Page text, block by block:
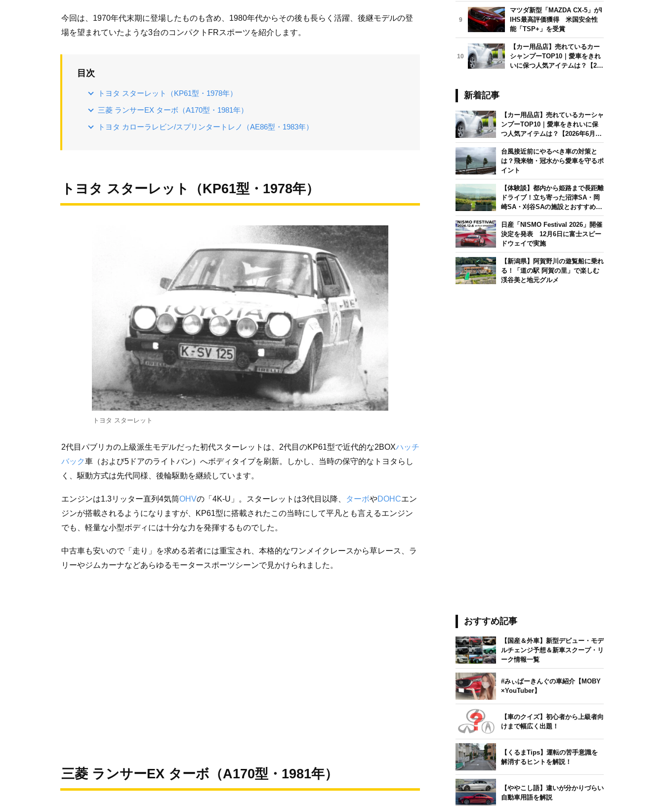
今回は、1970年代末期に登場したものも含め、1980年代からその後も長らく活躍、後継モデルの登
場を望まれていたような3台のコンパクトFRスポーツを紹介します。
目次
トヨタ スターレット（KP61型・1978年）
三菱 ランサーEX ターボ（A170型・1981年）
トヨタ カローラレビン/スプリンタートレノ（AE86型・1983年）
トヨタ スターレット（KP61型・1978年）
トヨタ スターレット
2代目パブリカの上級派生モデルだった初代スターレットは、2代目のKP61型で近代的な2BOXハッチ
バック車（および5ドアのライトバン）へボディタイプを刷新。しかし、当時の保守的なトヨタらし
く、駆動方式は先代同様、後輪駆動を継続しています。
エンジンは1.3リッター直列4気筒OHVの「4K-U」。スターレットは3代目以降、 ターボやDOHCエン
ジンが搭載されるようになりますが、KP61型に搭載されたこの当時にして平凡とも言えるエンジン
でも、軽量な小型ボディには十分な力を発揮するものでした。
中古車も安いので「走り」を求める若者には重宝され、本格的なワンメイクレースから草レース、ラ
リーやジムカーナなどあらゆるモータースポーツシーンで見かけられました。
三菱 ランサーEX ターボ（A170型・1981年）
9
マツダ新型「MAZDA CX-5」がI
IHS最高評価獲得 米国安全性
能「TSP+」を受賞
10
【カー用品店】売れているカー
シャンプーTOP10｜愛車をきれ
いに保つ人気アイテムは？【202
新着記事
【カー用品店】売れているカーシャ
ンプーTOP10｜愛車をきれいに保
つ人気アイテムは？【2026年6月
版】
台風接近前にやるべき車の対策と
は？飛来物・冠水から愛車を守るポ
イント
【体験談】都内から姫路まで長距離
ドライブ！立ち寄った沼津SA・岡
崎SA・刈谷SAの施設とおすすめグ
ルメを紹介
日産「NISMO Festival 2026」開催
決定を発表 12月6日に富士スピー
ドウェイで実施
【新潟県】阿賀野川の遊覧船に乗れ
る！「道の駅 阿賀の里」で楽しむ
渓谷美と地元グルメ
おすすめ記事
【国産＆外車】新型デビュー・モデ
ルチェンジ予想＆新車スクープ・リ
ーク情報一覧
#みぃぱーきんぐの車紹介【MOBY
×YouTuber】
【車のクイズ】初心者から上級者向
けまで幅広く出題！
【くるまTips】運転の苦手意識を
解消するヒントを解説！
【ややこし語】違いが分かりづらい
自動車用語を解説